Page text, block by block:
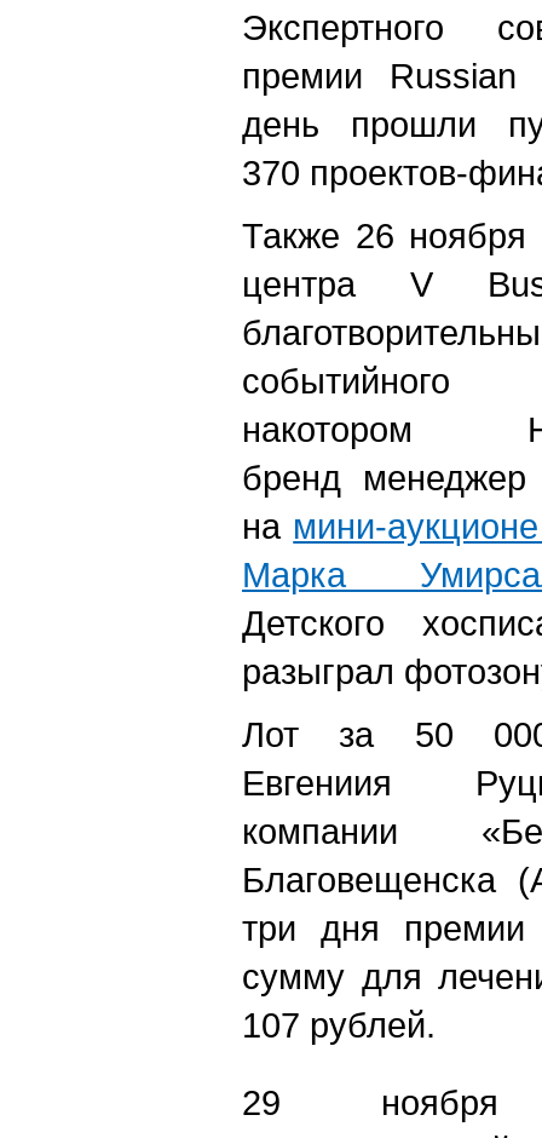
Экспертного
премии
день прошли
370 проектов-
Также 26 ноября
центра V
накотором
бренд
на мини-
Марка
Детского
разыграл
Лот за 50 000
Евгениия
компании
Благовещенска
три дня премии
сумму для
107 рублей.
29 ноября